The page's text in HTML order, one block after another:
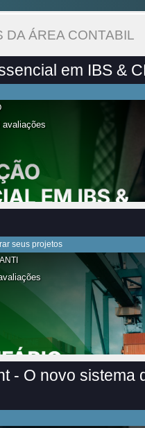
DA ÁREA CONTABIL
em IBS &
avaliações
seus projetos
- O novo sistema